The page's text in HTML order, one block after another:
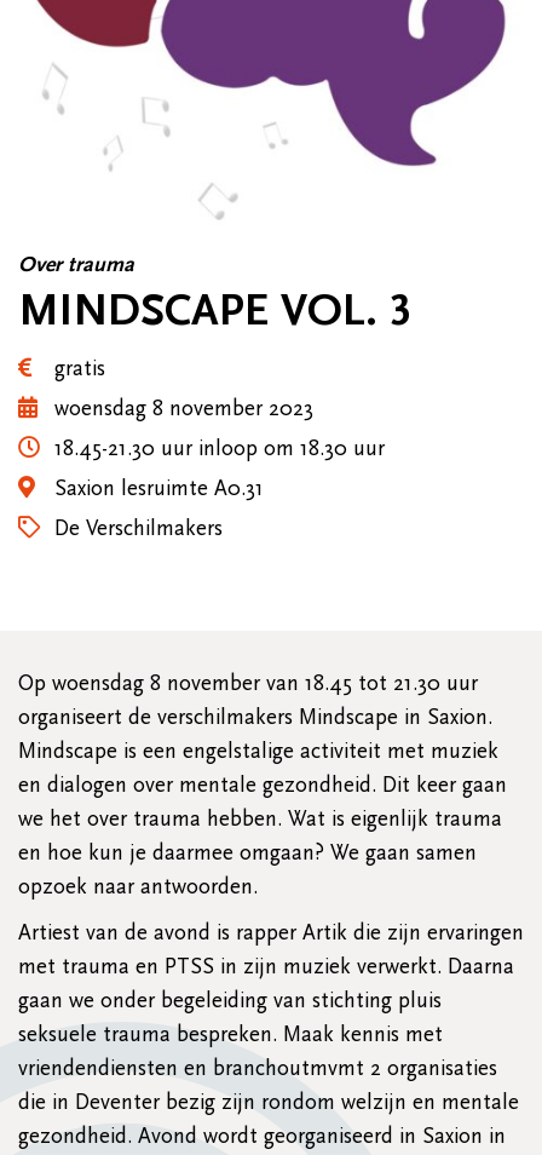
Over trauma
MINDSCAPE VOL. 3
gratis
woensdag 8 november 2023
18.45-21.30 uur inloop om 18.30 uur
Saxion lesruimte A0.31
De Verschilmakers
Op woensdag 8 november van 18.45 tot 21.30 uur
organiseert de verschilmakers Mindscape in Saxion.
Mindscape is een engelstalige activiteit met muziek
en dialogen over mentale gezondheid. Dit keer gaan
we het over trauma hebben. Wat is eigenlijk trauma
en hoe kun je daarmee omgaan? We gaan samen
opzoek naar antwoorden.
Artiest van de avond is rapper Artik die zijn ervaringen
met trauma en PTSS in zijn muziek verwerkt. Daarna
gaan we onder begeleiding van stichting pluis
seksuele trauma bespreken. Maak kennis met
vriendendiensten en branchoutmvmt 2 organisaties
die in Deventer bezig zijn rondom welzijn en mentale
gezondheid. Avond wordt georganiseerd in Saxion in